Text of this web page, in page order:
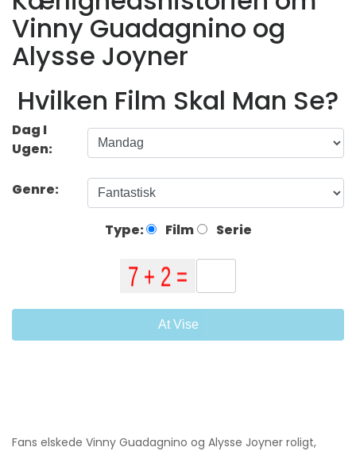
Vinny Guadagnino og
Alysse Joyner
Hvilken Film Skal Man Se?
Dag I
Ugen:
Genre:
Type: Film Serie
At Vise
Fans elskede Vinny Guadagnino og Alysse Joyner roligt,